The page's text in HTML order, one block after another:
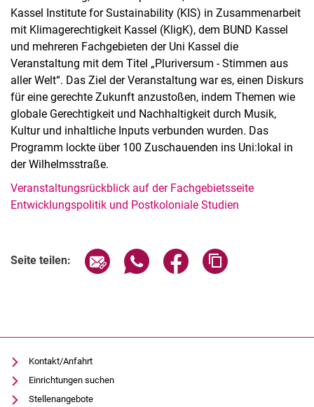
Kassel Institute for Sustainability (KIS) in Zusammenarbeit
mit Klimagerechtigkeit Kassel (KligK), dem BUND Kassel
und mehreren Fachgebieten der Uni Kassel die
Veranstaltung mit dem Titel „Pluriversum - Stimmen aus
aller Welt“. Das Ziel der Veranstaltung war es, einen Diskurs
für eine gerechte Zukunft anzustoßen, indem Themen wie
globale Gerechtigkeit und Nachhaltigkeit durch Musik,
Kultur und inhaltliche Inputs verbunden wurden. Das
Programm lockte über 100 Zuschauenden ins Uni:lokal in
der Wilhelmsstraße.
Veranstaltungsrückblick auf der Fachgebietsseite
Entwicklungspolitik und Postkoloniale Studien
Seite teilen: Seite über E-Mail teilen
Seite über WhatsApp teilen
Seite über Facebook
Kontakt/Anfahrt
Einrichtungen suchen
Stellenangebote